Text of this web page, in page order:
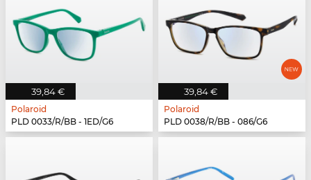
39,84 €
Polaroid
PLD 0033/R/BB - 1ED/G6
39,84 €
Polaroid
PLD 0038/R/BB - 086/G6